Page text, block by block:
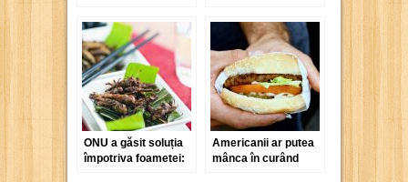
milioane de euro
Diamant al Reginei
Elisabeta
ONU a găsit soluția
împotriva foametei:
Americanii ar putea
mânca în curând